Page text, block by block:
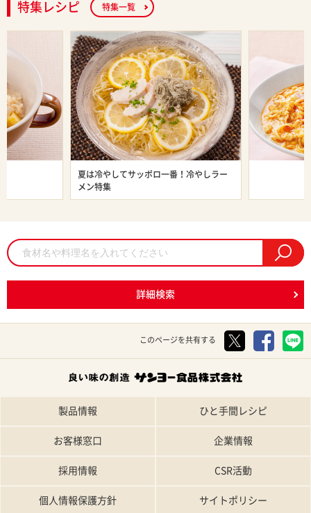
特集レシピ 特集一覧
夏は冷やしてサッポロ一番！冷やしラー
メン特集
詳細検索
このページを共有する
製品情報 ひと手間レシピ
お客様窓口 企業情報
採用情報 CSR活動
個人情報保護方針 サイトポリシー